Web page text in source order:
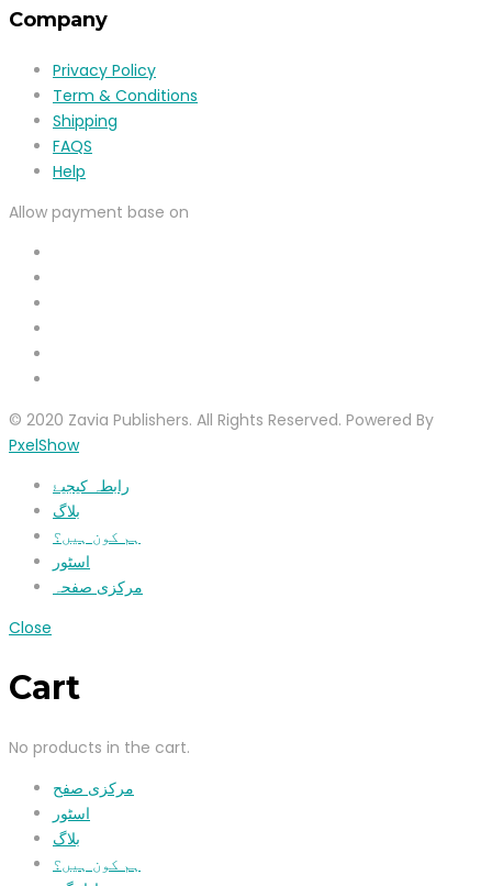
Company
Privacy Policy
Term & Conditions
Shipping
FAQS
Help
Allow payment base on
© 2020 Zavia Publishers. All Rights Reserved. Powered By
PxelShow
رابطہ کیجیۓ
بلاگ
ہم کون ہیں؟
اسٹور
مرکزی صفحہ
Close
Cart
No products in the cart.
مرکزی صفح
اسٹور
بلاگ
ہم کون ہیں؟